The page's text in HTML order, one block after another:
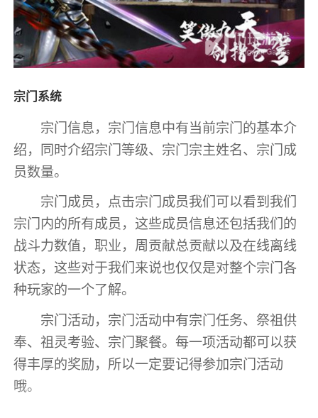
宗门系统
宗门信息，宗门信息中有当前宗门的基本介
绍，同时介绍宗门等级、宗门宗主姓名、宗门成
员数量。
宗门成员，点击宗门成员我们可以看到我们
宗门内的所有成员，这些成员信息还包括我们的
战斗力数值，职业，周贡献总贡献以及在线离线
状态，这些对于我们来说也仅仅是对整个宗门各
种玩家的一个了解。
宗门活动，宗门活动中有宗门任务、祭祖供
奉、祖灵考验、宗门聚餐。每一项活动都可以获
得丰厚的奖励，所以一定要记得参加宗门活动
哦。